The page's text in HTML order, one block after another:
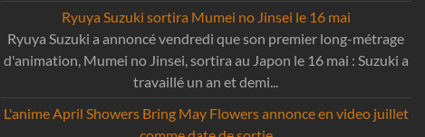
Ryuya Suzuki sortira Mumei no Jinsei le 16 mai
Ryuya Suzuki a annoncé vendredi que son premier long-métrage
d'animation, Mumei no Jinsei, sortira au Japon le 16 mai : Suzuki a
travaillé un an et demi...
L'anime April Showers Bring May Flowers annonce en video juillet